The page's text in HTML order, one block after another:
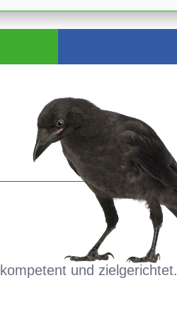
und zielgerichtet.